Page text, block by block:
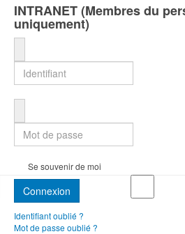
INTRANET (Membres du
uniquement)
Se souvenir de moi
Connexion
Identifiant oublié ?
Mot de passe oublié ?